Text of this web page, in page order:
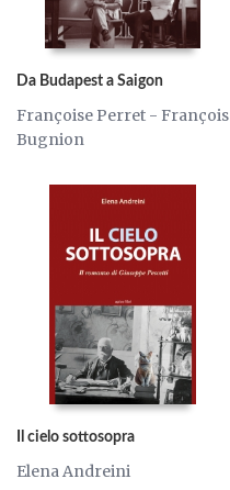
Da Budapest a Saigon
Françoise Perret - François
Bugnion
Il cielo sottosopra
Elena Andreini